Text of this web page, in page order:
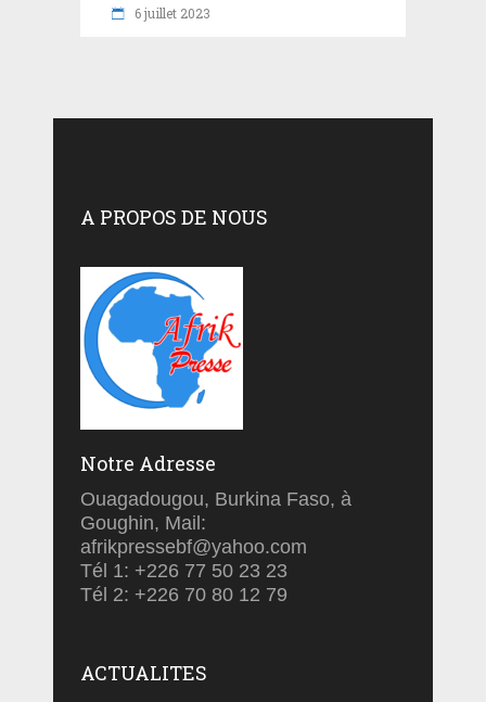
6 juillet 2023
A PROPOS DE NOUS
Notre Adresse
Ouagadougou, Burkina Faso, à
Goughin, Mail:
afrikpressebf@yahoo.com
Tél 1: +226 77 50 23 23
Tél 2: +226 70 80 12 79
ACTUALITES